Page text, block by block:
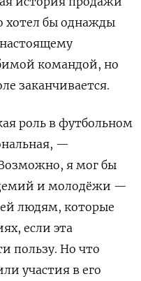
хотел бы однажды
командой, но
заканчивается.
роль в футбольном
—
я мог бы
и молодёжи —
людям, которые
если эта
пользу. Но что
участия в его